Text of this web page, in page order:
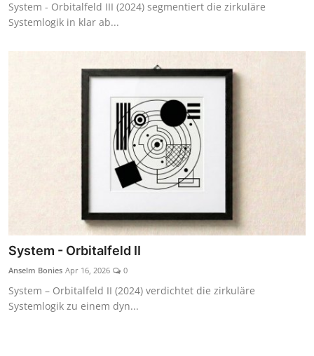
System - Orbitalfeld III (2024) segmentiert die zirkuläre
Systemlogik in klar ab...
System - Orbitalfeld II
Anselm Bonies Apr 16, 2026 0
System – Orbitalfeld II (2024) verdichtet die zirkuläre
Systemlogik zu einem dyn...